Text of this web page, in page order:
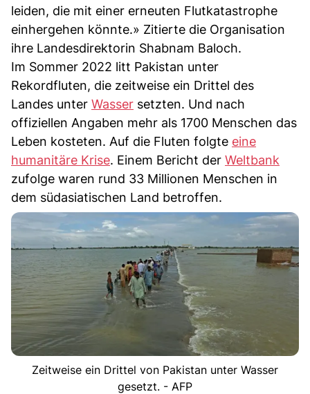
leiden, die mit einer erneuten Flutkatastrophe
einhergehen könnte.» Zitierte die Organisation
ihre Landesdirektorin Shabnam Baloch.
Im Sommer 2022 litt Pakistan unter
Rekordfluten, die zeitweise ein Drittel des
Landes unter Wasser setzten. Und nach
offiziellen Angaben mehr als 1700 Menschen das
Leben kosteten. Auf die Fluten folgte eine
humanitäre Krise. Einem Bericht der Weltbank
zufolge waren rund 33 Millionen Menschen in
dem südasiatischen Land betroffen.
Zeitweise ein Drittel von Pakistan unter Wasser
gesetzt. - AFP